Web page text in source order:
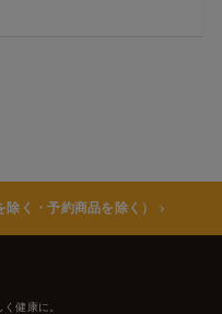
く・予約商品を除く）
健康に。